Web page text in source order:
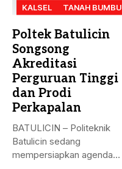
KALSEL TANAH BUMBU
Poltek Batulicin
Songsong
Akreditasi
Perguruan Tinggi
dan Prodi
Perkapalan
BATULICIN – Politeknik
Batulicin sedang
mempersiapkan agenda